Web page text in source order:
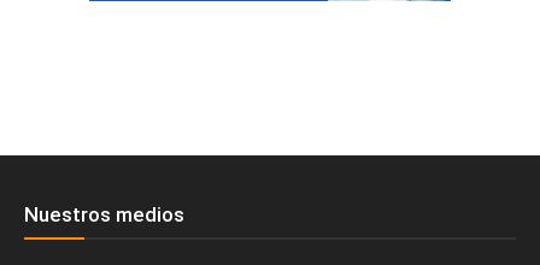
Nuestros medios